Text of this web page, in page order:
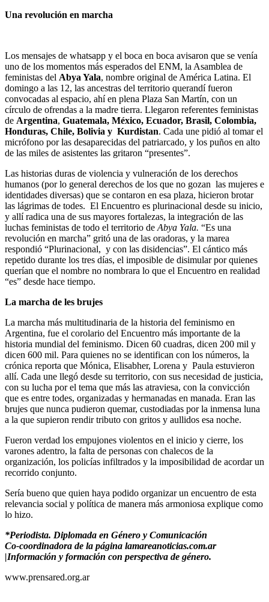
Una revolución en marcha
Los mensajes de whatsapp y el boca en boca avisaron que se venía
uno de los momentos más esperados del ENM, la Asamblea de
feministas del Abya Yala, nombre original de América Latina. El
domingo a las 12, las ancestras del territorio querandí fueron
convocadas al espacio, ahí en plena Plaza San Martín, con un
círculo de ofrendas a la madre tierra. Llegaron referentes feministas
de Argentina, Guatemala, México, Ecuador, Brasil, Colombia,
Honduras, Chile, Bolivia y Kurdistan. Cada une pidió al tomar el
micrófono por las desaparecidas del patriarcado, y los puños en alto
de las miles de asistentes las gritaron “presentes”.
Las historias duras de violencia y vulneración de los derechos
humanos (por lo general derechos de los que no gozan las mujeres e
identidades diversas) que se contaron en esa plaza, hicieron brotar
las lágrimas de todes. El Encuentro es plurinacional desde su inicio,
y allí radica una de sus mayores fortalezas, la integración de las
luchas feministas de todo el territorio de Abya Yala. “Es una
revolución en marcha” gritó una de las oradoras, y la marea
respondió “Plurinacional, y con las disidencias”. El cántico más
repetido durante los tres días, el imposible de disimular por quienes
querían que el nombre no nombrara lo que el Encuentro en realidad
“es” desde hace tiempo.
La marcha de les brujes
La marcha más multitudinaria de la historia del feminismo en
Argentina, fue el corolario del Encuentro más importante de la
historia mundial del feminismo. Dicen 60 cuadras, dicen 200 mil y
dicen 600 mil. Para quienes no se identifican con los números, la
crónica reporta que Mónica, Elisabher, Lorena y Paula estuvieron
allí. Cada une llegó desde su territorio, con sus necesidad de justicia,
con su lucha por el tema que más las atraviesa, con la convicción
que es entre todes, organizadas y hermanadas en manada. Eran las
brujes que nunca pudieron quemar, custodiadas por la inmensa luna
a la que supieron rendir tributo con gritos y aullidos esa noche.
Fueron verdad los empujones violentos en el inicio y cierre, los
varones adentro, la falta de personas con chalecos de la
organización, los policías infiltrados y la imposibilidad de acordar un
recorrido conjunto.
Sería bueno que quien haya podido organizar un encuentro de esta
relevancia social y política de manera más armoniosa explique como
lo hizo.
*Periodista. Diplomada en Género y Comunicación
Co-coordinadora de la página lamareanoticias.com.ar
|Información y formación con perspectiva de género.
www.prensared.org.ar